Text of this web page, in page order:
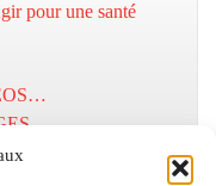
pour une santé